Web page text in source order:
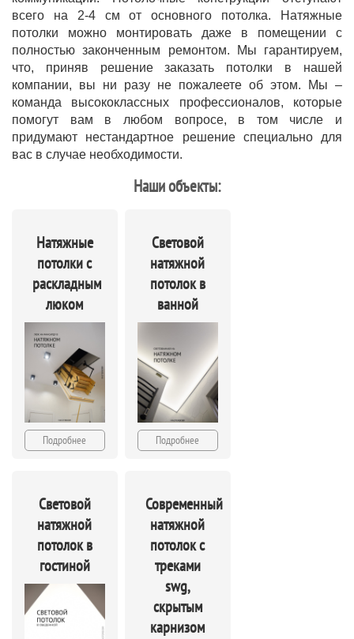
всего на 2-4 см от основного потолка. Натяжные
потолки можно монтировать даже в помещении с
полностью законченным ремонтом. Мы гарантируем,
что, приняв решение заказать потолки в нашей
компании, вы ни разу не пожалеете об этом. Мы –
команда высококлассных профессионалов, которые
помогут вам в любом вопросе, в том числе и
придумают нестандартное решение специально для
вас в случае необходимости.
Наши объекты:
Натяжные
потолки с
раскладным
люком
Подробнее
Световой
натяжной
потолок в
ванной
Подробнее
Световой
натяжной
потолок в
гостиной
Современный
натяжной
потолок с
треками
swg,
скрытым
карнизом